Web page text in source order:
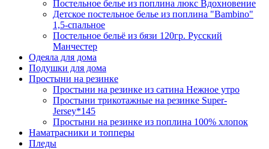
Постельное белье из поплина люкс Вдохновение
Детское постельное белье из поплина "Bambino"
1,5-спальное
Постельное бельё из бязи 120гр. Русский
Манчестер
Одеяла для дома
Подушки для дома
Простыни на резинке
Простыни на резинке из сатина Нежное утро
Простыни трикотажные на резинке Super-
Jersey*145
Простыни на резинке из поплина 100% хлопок
Наматрасники и топперы
Пледы